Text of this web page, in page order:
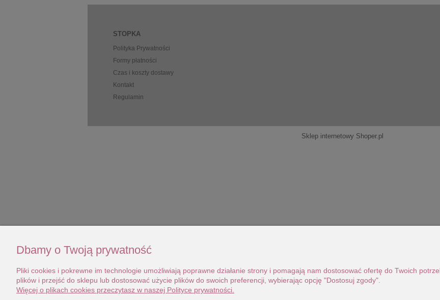
STOPKA
Polityka Prywatności
Formy płatności
Czas i koszty dostawy
Kontakt
Regulamin
Sklep internetowy Shoper.pl
Dbamy o Twoją prywatność
Pliki cookies i pokrewne im technologie umożliwiają poprawne działanie strony i pomagają nam dostosować ofertę do Twoich
plików i przejść do sklepu lub dostosować użycie plików do swoich preferencji, wybierając opcję "Dostosuj zgody".
Więcej o plikach cookies przeczytasz w naszej Polityce prywatności.